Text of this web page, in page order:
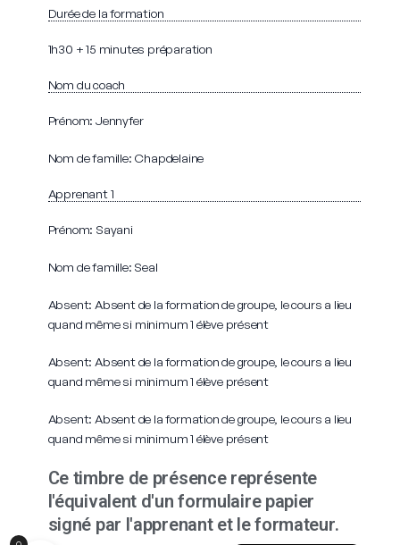
Durée de la formation
1h30 + 15 minutes préparation
Nom du coach
Prénom: Jennyfer
Nom de famille: Chapdelaine
Apprenant 1
Prénom: Sayani
Nom de famille: Seal
Absent: Absent de la formation de groupe, le cours a lieu
quand même si minimum 1 élève présent
Absent: Absent de la formation de groupe, le cours a lieu
quand même si minimum 1 élève présent
Absent: Absent de la formation de groupe, le cours a lieu
quand même si minimum 1 élève présent
Ce timbre de présence représente
l'équivalent d'un formulaire papier
signé par l'apprenant et le formateur.